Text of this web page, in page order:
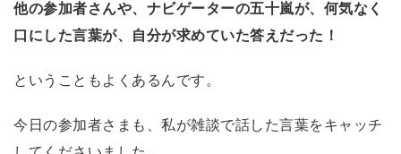
他の参加者さんや、ナビゲーターの五十嵐が、何気なく
口にした言葉が、自分が求めていた答えだった！
ということもよくあるんです。
今日の参加者さまも、私が雑談で話した言葉をキャッチ